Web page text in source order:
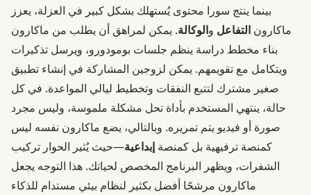
بينما ينتج سورا محتوى يُستهلك بشكل كبير في العزلة، يعزز
ماكارون التفاعل والوكالة. يمكن لمراهق أن يطلب من ماكارون
بناء مخطط دراسة ينظم جلسات بومودورو، ويرسل تذكيرات
ويتكامل مع تقويمهم. يمكن لزوجين المشاركة في إنشاء تطبيق
صغير مشترك لتتبع النفقات وتخطيط ليالي المواعدة. في كل
حالة، ينتهي المستخدم بأداة تحل مشكلة ملموسة، وليس مجرد
صورة أو فيديو يتم تمريره. وبالتالي، يضع ماكارون نفسه ليس
كمنصة ترفيهية بل كمنصة إبداعية—حيث يُثير الحوار تركيب
الشفرات، ويظهر البرنامج المخصص لحياتك. هذا التوجه يجعل
ماكارون مرشحًا أفضل بكثير لنظام بيئي مستدام للذكاء